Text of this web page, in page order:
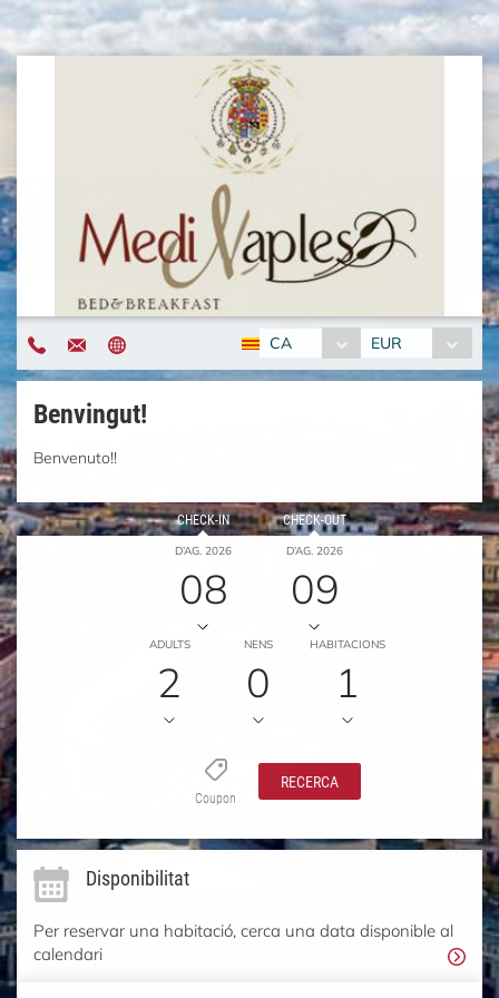
CA EUR
Benvingut!
Benvenuto!!
CHECK-IN
D’AG. 2026
08
CHECK-OUT
D’AG. 2026
09
ADULTS
2
NENS
0
HABITACIONS
1
Coupon
RECERCA
Disponibilitat
Per reservar una habitació, cerca una data disponible al
calendari